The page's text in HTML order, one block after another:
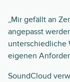
„Mir gefällt an
angepasst
unterschiedliche
eigenen
SoundCloud